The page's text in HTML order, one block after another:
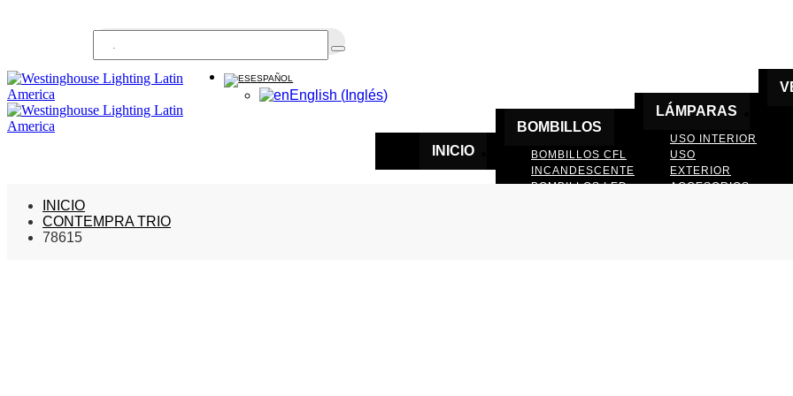
ESPAÑOL
English ( Inglés)
INICIO
BOMBILLOS
BOMBILLOS CFL
INCANDESCENTE
BOMBILLOS LED
LÁMPARAS
USO INTERIOR
USO
EXTERIOR
ACCESORIOS
INICIO
CONTEMPRA TRIO
78615